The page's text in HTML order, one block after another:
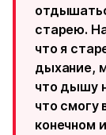
старею.
что я
дыхание,
что дышу
что смогу
конечном